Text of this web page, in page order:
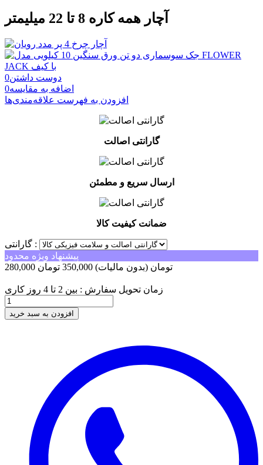
آچار همه کاره 8 تا 22 میلیمتر
دوست داشتن0
اضافه به مقایسه0
افزودن به فهرست علاقه‌مندی‌ها
گارانتی اصالت
ارسال سریع و مطمئن
ضمانت کیفیت کالا
گارانتی :
پیشنهاد ویژه محدود
280,000 تومان (بدون مالیات) 350,000 تومان
زمان تحویل سفارش : بین 2 تا 4 روز کاری
افزودن به سبد خرید